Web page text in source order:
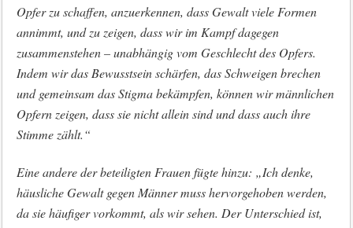
Opfer zu schaffen, anzuerkennen, dass Gewalt viele Formen
annimmt, und zu zeigen, dass wir im Kampf dagegen
zusammenstehen – unabhängig vom Geschlecht des Opfers.
Indem wir das Bewusstsein schärfen, das Schweigen brechen
und gemeinsam das Stigma bekämpfen, können wir männlichen
Opfern zeigen, dass sie nicht allein sind und dass auch ihre
Stimme zählt.“
Eine andere der beteiligten Frauen fügte hinzu: „Ich denke,
häusliche Gewalt gegen Männer muss hervorgehoben werden,
da sie häufiger vorkommt, als wir sehen. Der Unterschied ist,